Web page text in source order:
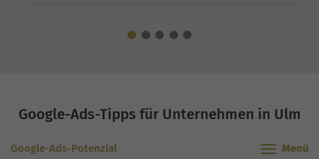
Google-Ads-Tipps für Unternehmen in Ulm
Google-Ads-Potenzial